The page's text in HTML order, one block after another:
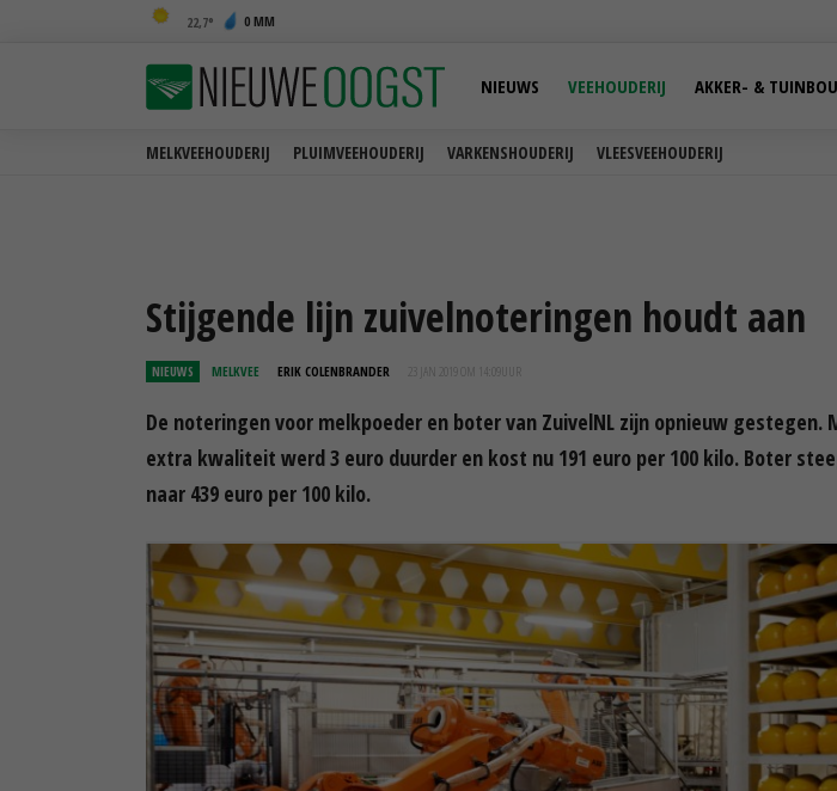
22,7 0 MM
MELKVEEHOUDERIJ PLUIMVEEHOUDERIJ VARKENSHOUDERIJ VLEESVEEHOUDERIJ
NIEUWS VEEHOUDERIJ AKKER- &
Stijgende lijn zuivelnoteringen houdt aan
NIEUWS MELKVEE ERIK COLENBRANDER 23 JAN 2019 OM 14:09
De noteringen voor melkpoeder en boter van ZuivelNL zijn opnieuw gestegen.
extra kwaliteit werd 3 euro duurder en kost nu 191 euro per 100 kilo. Boter
naar 439 euro per 100 kilo.